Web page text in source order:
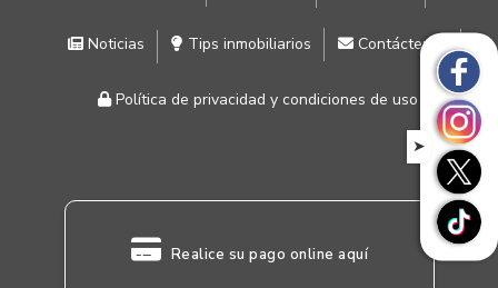
Noticias Tips inmobiliarios Contáctenos
Política de privacidad y condiciones de uso
Realice su pago online aquí
➤